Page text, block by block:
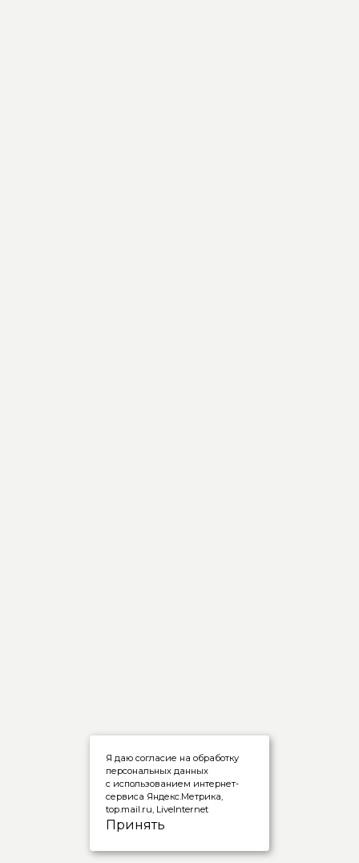
Я даю согласие на обработку
персональных данных
с использованием интернет-
сервиса Яндекс.Метрика,
top.mail.ru, LiveInternet
Принять